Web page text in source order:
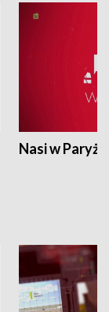
Nasi w Paryżu